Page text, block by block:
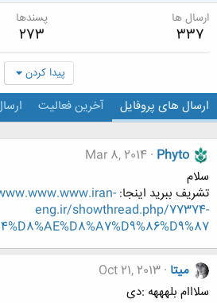
ارسال ها
337
پسندها
273
پیدا کردن
ارسال های پروفایل آخرین فعالیت
Phyto
Mar 8, 2014
سلام
تشریف ببرید اینجا:
eng.ir/showthread.php/77374-
میتا Oct 21, 2013
سلااام بلهههه :دی